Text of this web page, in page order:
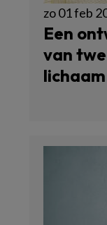
zo 01 feb
Een
van
lichaam